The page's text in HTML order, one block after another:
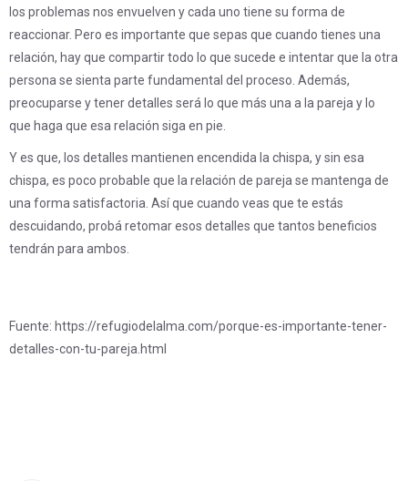
los problemas nos envuelven y cada uno tiene su forma de
reaccionar. Pero es importante que sepas que cuando tienes una
relación, hay que compartir todo lo que sucede e intentar que la otra
persona se sienta parte fundamental del proceso. Además,
preocuparse y tener detalles será lo que más una a la pareja y lo
que haga que esa relación siga en pie.
Y es que, los detalles mantienen encendida la chispa, y sin esa
chispa, es poco probable que la relación de pareja se mantenga de
una forma satisfactoria. Así que cuando veas que te estás
descuidando, probá retomar esos detalles que tantos beneficios
tendrán para ambos.
Fuente: https://refugiodelalma.com/porque-es-importante-tener-
detalles-con-tu-pareja.html